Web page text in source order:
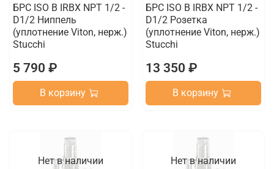
БРС ISO B IRBX NPT 1/2 -
D1/2 Ниппель
(уплотнение Viton, нерж.)
Stucchi
5 790 ₽
В корзину
БРС ISO B IRBX NPT 1/2 -
D1/2 Розетка
(уплотнение Viton, нерж.)
Stucchi
13 350 ₽
В корзину
Нет в наличии Нет в наличии